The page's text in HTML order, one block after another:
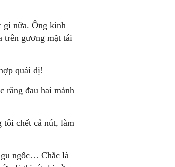
gì nữa. Ông kinh
trên gương mặt tái
quái dị!
răng đau hai mảnh
chết cả nút, làm
ngốc… Chắc là